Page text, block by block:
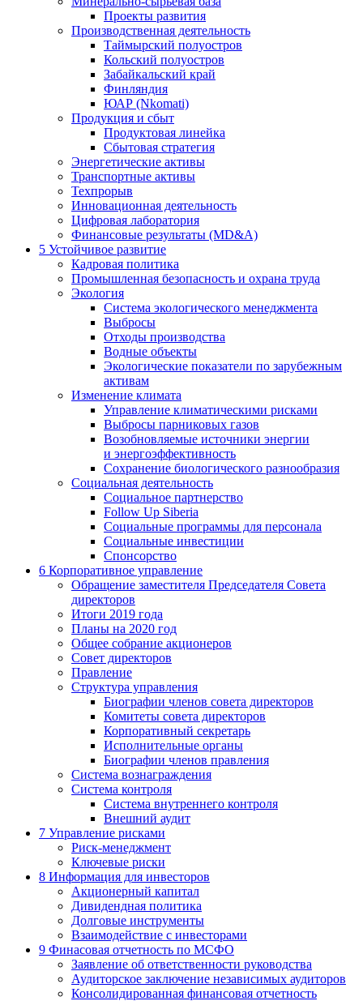
Проекты развития
Производственная деятельность
Таймырский полуостров
Кольский полуостров
Забайкальский край
Финляндия
ЮАР (Nkomati)
Продукция и сбыт
Продуктовая линейка
Сбытовая стратегия
Энергетические активы
Транспортные активы
Техпрорыв
Инновационная деятельность
Цифровая лаборатория
Финансовые результаты (MD&A)
5 Устойчивое развитие
Кадровая политика
Промышленная безопасность и охрана труда
Экология
Система экологического менеджмента
Выбросы
Отходы производства
Водные объекты
Экологические показатели по зарубежным
активам
Изменение климата
Управление климатическими рисками
Выбросы парниковых газов
Возобновляемые источники энергии
и энергоэффективность
Сохранение биологического разнообразия
Социальная деятельность
Социальное партнерство
Follow Up Siberia
Социальные программы для персонала
Социальные инвестиции
Спонсорство
6 Корпоративное управление
Обращение заместителя Председателя Совета
директоров
Итоги 2019 года
Планы на 2020 год
Общее собрание акционеров
Совет директоров
Правление
Структура управления
Биографии членов совета директоров
Комитеты совета директоров
Корпоративный секретарь
Исполнительные органы
Биографии членов правления
Система вознаграждения
Система контроля
Система внутреннего контроля
Внешний аудит
7 Управление рисками
Риск-менеджмент
Ключевые риски
8 Информация для инвесторов
Акционерный капитал
Дивидендная политика
Долговые инструменты
Взаимодействие с инвеcторами
9 Финасовая отчетность по МСФО
Заявление об ответственности руководства
Аудиторское заключение независимых аудиторов
Консолидированная финансовая отчетность